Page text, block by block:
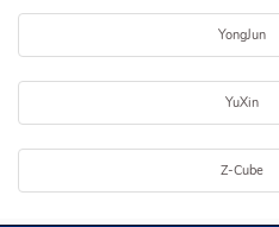
YongJun
YuXin
Z-Cube